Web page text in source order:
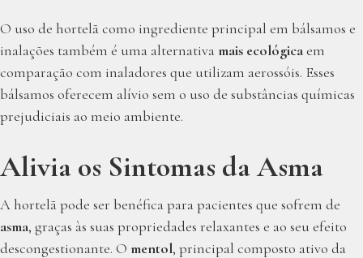
O uso de hortelã como ingrediente principal em bálsamos e
inalações também é uma alternativamais ecológicaem
comparação com inaladores que utilizam aerossóis. Esses
bálsamos oferecem alívio sem o uso de substâncias químicas
prejudiciais ao meio ambiente.
Alivia os Sintomas da Asma
A hortelã pode ser benéfica para pacientes que sofrem de
asma, graças às suas propriedades relaxantes e ao seu efeito
descongestionante. O mentol, principal composto ativo da